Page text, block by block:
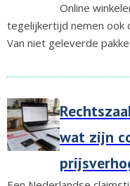
Online
tegelijkertijd nemen ook
Van niet geleverde
wat zijn